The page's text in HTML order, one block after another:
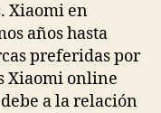
Xiaomi en
años hasta
preferidas por
Xiaomi online
a la relación